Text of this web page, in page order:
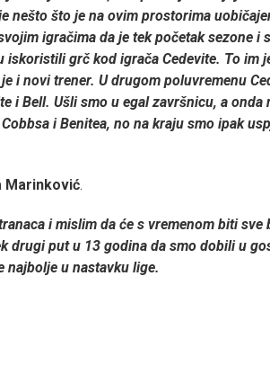
nešto što je na ovim prostorima
igračima da je tek početak sezone i
grč kod igrača Cedevite. To im
i novi trener. U drugom poluvremenu
i Bell. Ušli smo u egal završnicu, a onda
i Benitea, no na kraju smo ipak
Marinković.
i mislim da će s vremenom biti sve
drugi put u 13 godina da smo dobili u
najbolje u nastavku lige.